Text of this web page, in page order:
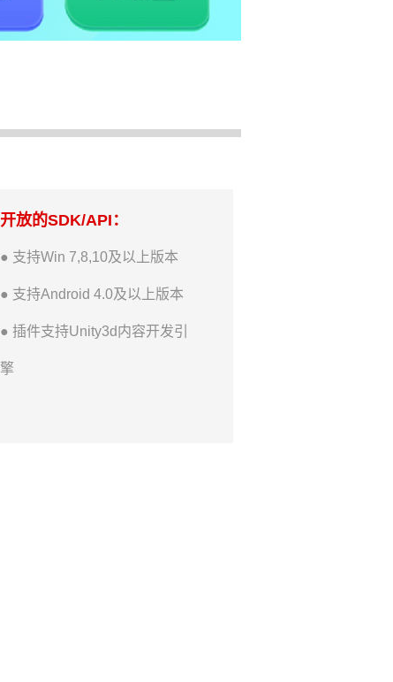
开放的SDK/API：
● 支持Win 7,8,10及以上版本
● 支持Android 4.0及以上版本
● 插件支持Unity3d内容开发引
擎